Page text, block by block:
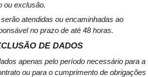
ou exclusão.
atendidas ou encaminhadas ao
no prazo de até 48 horas.
DE DADOS
apenas pelo período necessário para a
ou para o cumprimento de obrigações